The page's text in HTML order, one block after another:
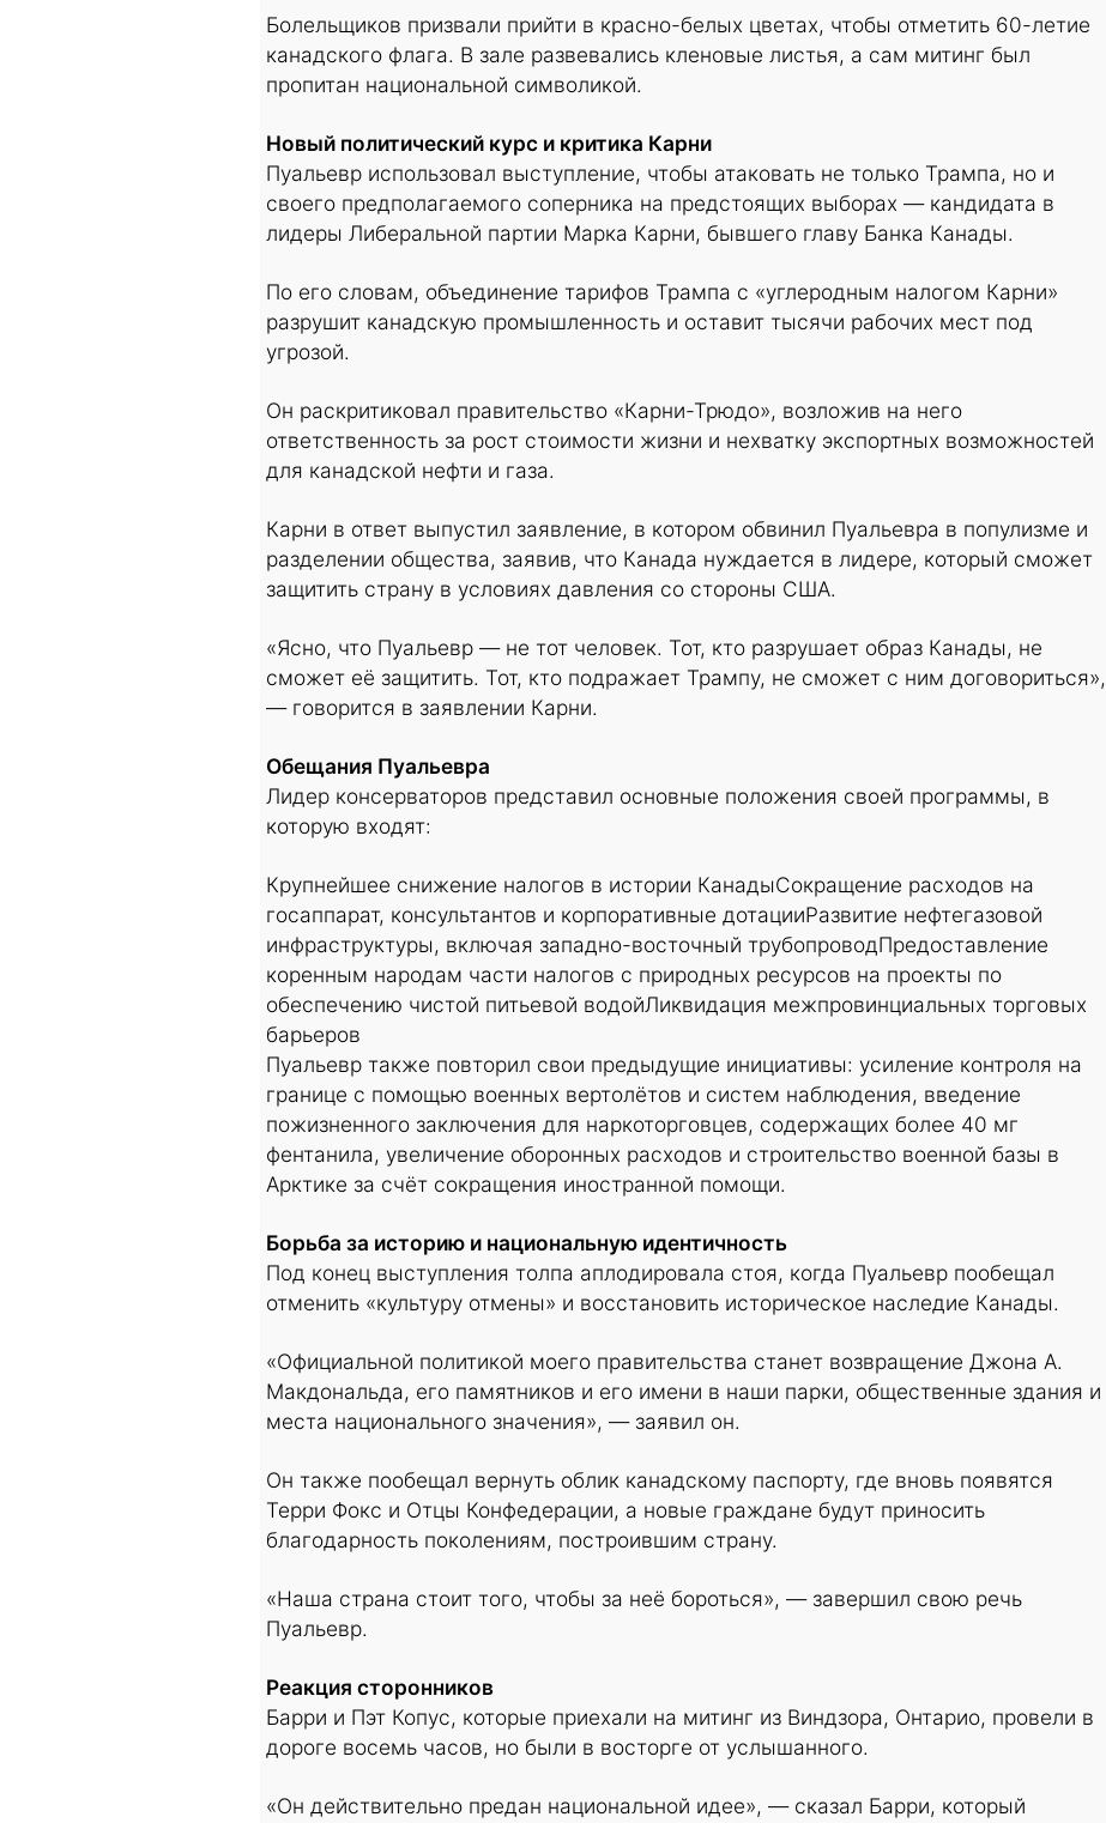
Болельщиков призвали прийти в красно-белых цветах, чтобы отметить 60-летие
канадского флага. В зале развевались кленовые листья, а сам митинг был
пропитан национальной символикой.
Новый политический курс и критика Карни
Пуальевр использовал выступление, чтобы атаковать не только Трампа, но и
своего предполагаемого соперника на предстоящих выборах — кандидата в
лидеры Либеральной партии Марка Карни, бывшего главу Банка Канады.
По его словам, объединение тарифов Трампа с «углеродным налогом Карни»
разрушит канадскую промышленность и оставит тысячи рабочих мест под
угрозой.
Он раскритиковал правительство «Карни-Трюдо», возложив на него
ответственность за рост стоимости жизни и нехватку экспортных возможностей
для канадской нефти и газа.
Карни в ответ выпустил заявление, в котором обвинил Пуальевра в популизме и
разделении общества, заявив, что Канада нуждается в лидере, который сможет
защитить страну в условиях давления со стороны США.
«Ясно, что Пуальевр — не тот человек. Тот, кто разрушает образ Канады, не
сможет её защитить. Тот, кто подражает Трампу, не сможет с ним договориться»,
— говорится в заявлении Карни.
Обещания Пуальевра
Лидер консерваторов представил основные положения своей программы, в
которую входят:
Крупнейшее снижение налогов в истории КанадыСокращение расходов на
госаппарат, консультантов и корпоративные дотацииРазвитие нефтегазовой
инфраструктуры, включая западно-восточный трубопроводПредоставление
коренным народам части налогов с природных ресурсов на проекты по
обеспечению чистой питьевой водойЛиквидация межпровинциальных торговых
барьеров
Пуальевр также повторил свои предыдущие инициативы: усиление контроля на
границе с помощью военных вертолётов и систем наблюдения, введение
пожизненного заключения для наркоторговцев, содержащих более 40 мг
фентанила, увеличение оборонных расходов и строительство военной базы в
Арктике за счёт сокращения иностранной помощи.
Борьба за историю и национальную идентичность
Под конец выступления толпа аплодировала стоя, когда Пуальевр пообещал
отменить «культуру отмены» и восстановить историческое наследие Канады.
«Официальной политикой моего правительства станет возвращение Джона А.
Макдональда, его памятников и его имени в наши парки, общественные здания и
места национального значения», — заявил он.
Он также пообещал вернуть облик канадскому паспорту, где вновь появятся
Терри Фокс и Отцы Конфедерации, а новые граждане будут приносить
благодарность поколениям, построившим страну.
«Наша страна стоит того, чтобы за неё бороться», — завершил свою речь
Пуальевр.
Реакция сторонников
Барри и Пэт Копус, которые приехали на митинг из Виндзора, Онтарио, провели в
дороге восемь часов, но были в восторге от услышанного.
«Он действительно предан национальной идее», — сказал Барри, который